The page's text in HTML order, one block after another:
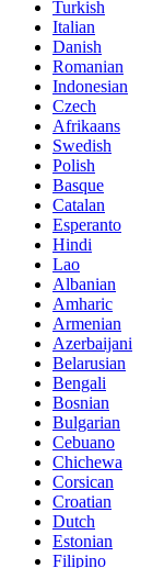
Turkish
Italian
Danish
Romanian
Indonesian
Czech
Afrikaans
Swedish
Polish
Basque
Catalan
Esperanto
Hindi
Lao
Albanian
Amharic
Armenian
Azerbaijani
Belarusian
Bengali
Bosnian
Bulgarian
Cebuano
Chichewa
Corsican
Croatian
Dutch
Estonian
Filipino